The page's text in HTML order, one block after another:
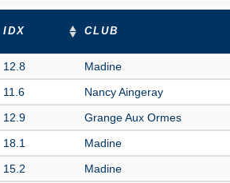
IDX CLUB
12.8 Madine
11.6 Nancy Aingeray
12.9 Grange Aux Ormes
18.1 Madine
15.2 Madine